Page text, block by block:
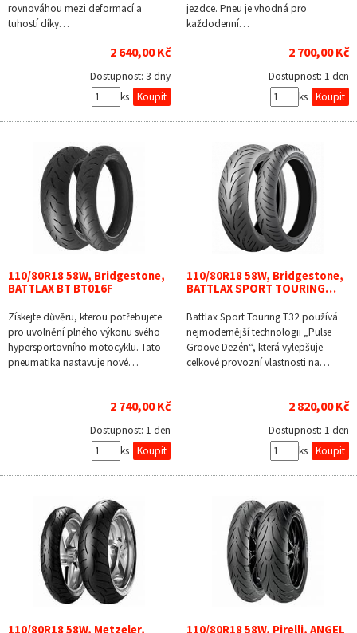
rovnováhou mezi deformací a
tuhostí díky…
2 640,00 Kč
Dostupnost: 3 dny
ks
jezdce. Pneu je vhodná pro
každodenní…
2 700,00 Kč
Dostupnost: 1 den
ks
110/80R18 58W, Bridgestone,
BATTLAX BT BT016F
Získejte důvěru, kterou potřebujete
pro uvolnění plného výkonu svého
hypersportovního motocyklu. Tato
pneumatika nastavuje nové…
2 740,00 Kč
Dostupnost: 1 den
ks
110/80R18 58W, Bridgestone,
BATTLAX SPORT TOURING…
Battlax Sport Touring T32 používá
nejmodernější technologii „Pulse
Groove Dezén“, která vylepšuje
celkové provozní vlastnosti na…
2 820,00 Kč
Dostupnost: 1 den
ks
110/80R18 58W, Metzeler,
110/80R18 58W, Pirelli, ANGEL